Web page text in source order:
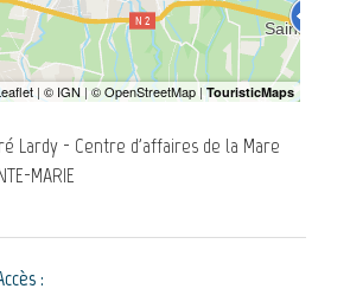
Lardy - Centre d'affaires de la Mare
MARIE
: